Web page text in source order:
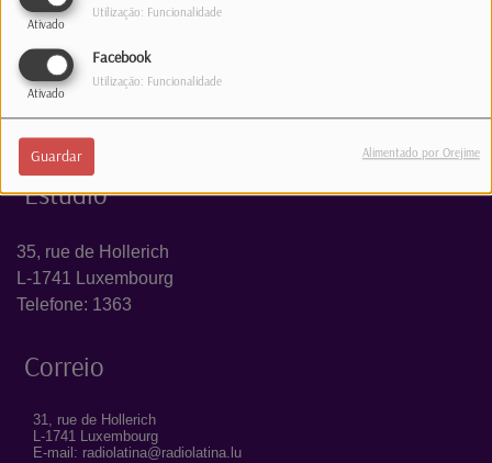
Ativado
Utilização: Funcionalidade
Facebook
Ativado
Utilização: Funcionalidade
Guardar Alimentado por Orejime
Estúdio
35, rue de Hollerich
L-1741 Luxembourg
Telefone: 1363
Correio
31, rue de Hollerich
L-1741 Luxembourg
E-mail: radiolatina@radiolatina.lu